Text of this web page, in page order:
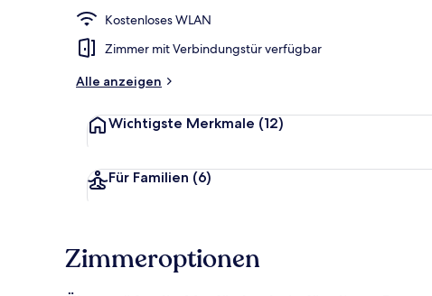
Kostenloses WLAN
Zimmer mit Verbindungstür verfügbar
Alle anzeigen
Wichtigste Merkmale (12)
Für Familien (6)
Zimmeroptionen